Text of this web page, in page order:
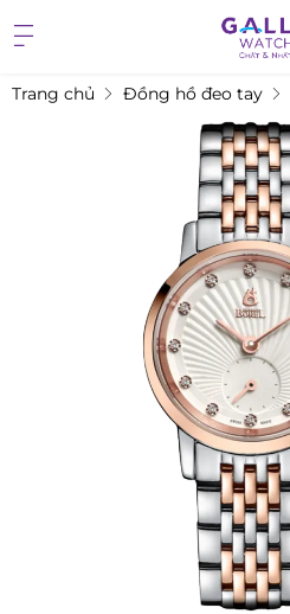
Trang chủ Đồng hồ đeo tay